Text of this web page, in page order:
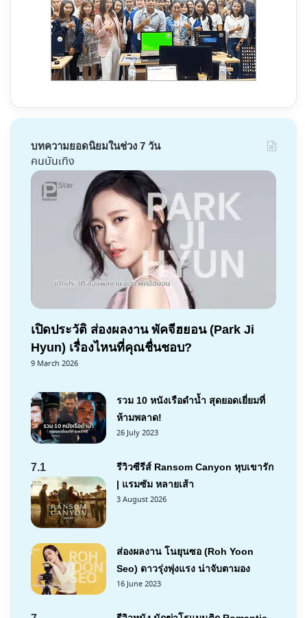
บทความยอดนิยมในช่วง 7 วัน
คนบันเทิง
เปิดประวัติ ส่องผลงาน พัคจีฮยอน (Park Ji
Hyun) เรื่องไหนที่คุณชื่นชอบ?
9 March 2026
รวม 10 หนังเรือดำน้ำ สุดยอดเยี่ยมที่
ห้ามพลาด!
26 July 2023
7.1
รีวิวซีรีส์ Ransom Canyon หุบเขารัก
| แรมซัม หลายเส้า
3 August 2026
ส่องผลงาน โนยุนซอ (Roh Yoon
Seo) ดาวรุ่งพุ่งแรง น่าจับตามอง
16 June 2023